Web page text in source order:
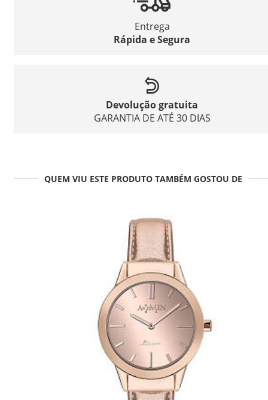
Entrega
Rápida e Segura
Devolução gratuita
GARANTIA DE ATÉ 30 DIAS
QUEM VIU ESTE PRODUTO TAMBÉM GOSTOU DE